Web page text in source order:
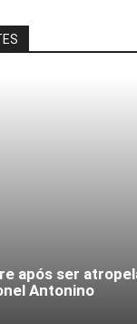
após ser
Antonino